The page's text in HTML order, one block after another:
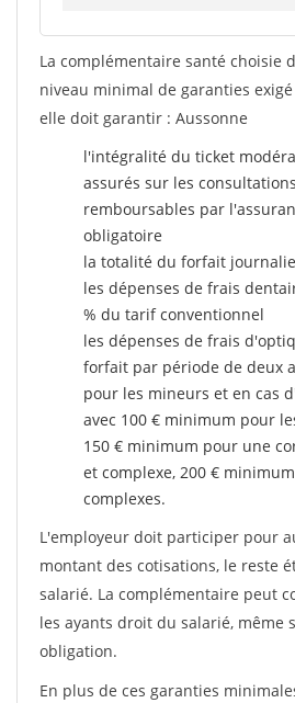
La complémentaire santé choisie
niveau minimal de garanties
elle doit garantir : Aussonne
l'intégralité du ticket
assurés sur les
remboursables par
obligatoire
la totalité du forfait
les dépenses de frais
% du tarif conventionnel
les dépenses de frais
forfait par période de deux
pour les mineurs et en cas
avec 100 € minimum pour
150 € minimum pour une
et complexe, 200 €
complexes.
L'employeur doit participer pour
montant des cotisations, le reste
salarié. La complémentaire peut
les ayants droit du salarié, même
obligation.
En plus de ces garanties